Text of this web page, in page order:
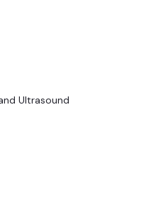
Ultrasound